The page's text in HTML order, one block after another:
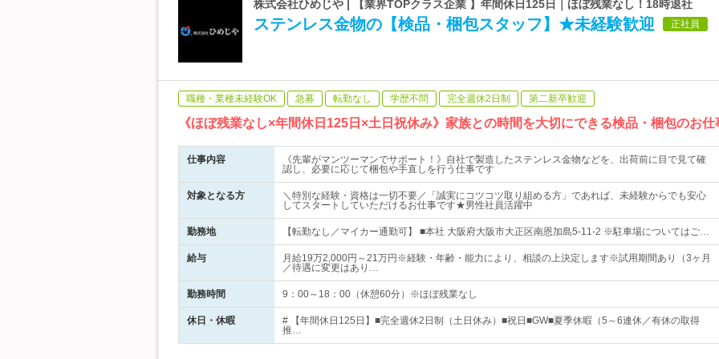
株式会社ひめじや | 【業界TOPクラス企業 】年間休日125日｜ほぼ残業なし！18時退社
ステンレス金物の【検品・梱包スタッフ】★未経験歓迎 正社員
職種・業種未経験OK 急募 転勤なし 学歴不問 完全週休2日制 第二新卒歓迎
《ほぼ残業なし×年間休日125日×土日祝休み》家族との時間を大切にできる検品・梱包のお仕
仕事内容
《先輩がマンツーマンでサポート！》自社で製造したステンレス金物などを、出荷前に目で見て確
認し、必要に応じて梱包や手直しを行う仕事です
対象となる方
＼特別な経験・資格は一切不要／「誠実にコツコツ取り組める方」であれば、未経験からでも安心
してスタートしていただけるお仕事です★男性社員活躍中
勤務地 【転勤なし／マイカー通勤可】 ■本社 大阪府大阪市大正区南恩加島5-11-2 ※駐車場についてはご…
給与
月給19万2,000円～21万円※経験・年齢・能力により、相談の上決定します※試用期間あり（3ヶ月
／待遇に変更はあり…
勤務時間 9：00～18：00（休憩60分）※ほぼ残業なし
休日・休暇
# 【年間休日125日】■完全週休2日制（土日休み）■祝日■GW■夏季休暇（5～6連休／有休の取得
推…